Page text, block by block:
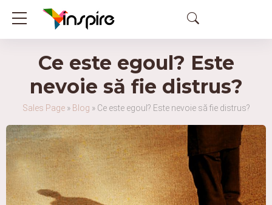
Ce este egoul? Este
nevoie să fie distrus?
Sales Page» Blog » Ce este egoul? Este nevoie să fie distrus?